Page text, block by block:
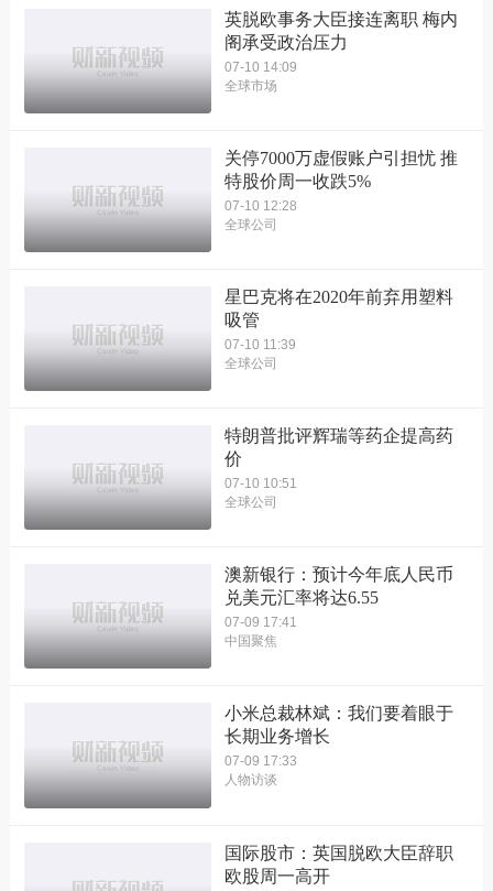
英脱欧事务大臣接连离职 梅内
阁承受政治压力
07-10 14:09
全球市场
关停7000万虚假账户引担忧 推
特股价周一收跌5%
07-10 12:28
全球公司
星巴克将在2020年前弃用塑料
吸管
07-10 11:39
全球公司
特朗普批评辉瑞等药企提高药
价
07-10 10:51
全球公司
澳新银行：预计今年底人民币
兑美元汇率将达6.55
07-09 17:41
中国聚焦
小米总裁林斌：我们要着眼于
长期业务增长
07-09 17:33
人物访谈
国际股市：英国脱欧大臣辞职
欧股周一高开